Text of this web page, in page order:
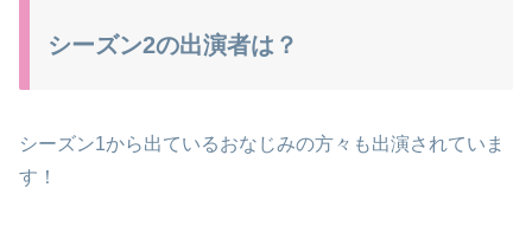
シーズン2の出演者は？
シーズン1から出ているおなじみの方々も出演されていま
す！